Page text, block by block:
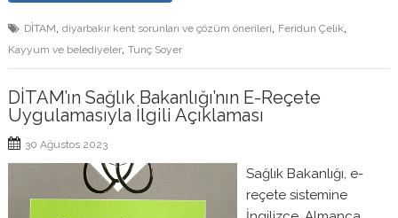
DİTAM,diyarbakır kent sorunları ve çözüm önerileri, Feridun Çelik,
Kayyum ve belediyeler,Tunç Soyer
DİTAM’ın Sağlık Bakanlığı’nın E-Reçete
Uygulamasıyla İlgili Açıklaması
30 Ağustos 2023
Sağlık Bakanlığı, e-
reçete sistemine